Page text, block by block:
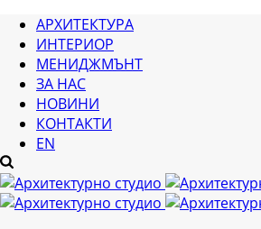
АРХИТЕКТУРА
ИНТЕРИОР
МЕНИДЖМЪНТ
ЗА НАС
НОВИНИ
КОНТАКТИ
EN